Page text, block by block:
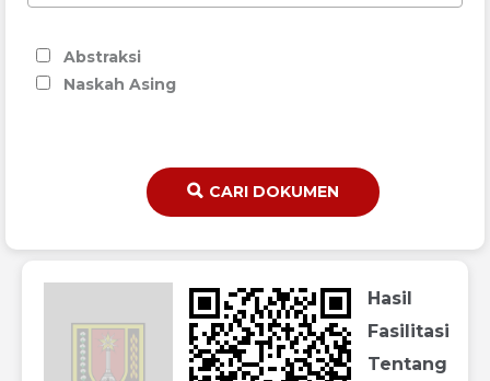
Abstraksi
Naskah Asing
CARI DOKUMEN
Hasil
Fasilitasi
Tentang